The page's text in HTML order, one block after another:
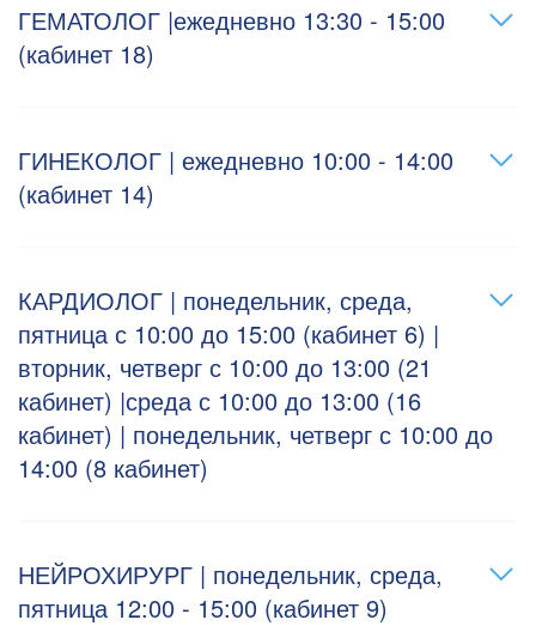
ГЕМАТОЛОГ |ежедневно 13:30 - 15:00
(кабинет 18)
ГИНЕКОЛОГ | ежедневно 10:00 - 14:00
(кабинет 14)
КАРДИОЛОГ | понедельник, среда,
пятница с 10:00 до 15:00 (кабинет 6) |
вторник, четверг с 10:00 до 13:00 (21
кабинет) |среда с 10:00 до 13:00 (16
кабинет) | понедельник, четверг с 10:00 до
14:00 (8 кабинет)
НЕЙРОХИРУРГ | понедельник, среда,
пятница 12:00 - 15:00 (кабинет 9)